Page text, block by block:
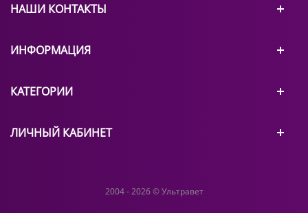
НАШИ КОНТАКТЫ
ИНФОРМАЦИЯ
КАТЕГОРИИ
ЛИЧНЫЙ КАБИНЕТ
2004 - 2026 © Ультравет